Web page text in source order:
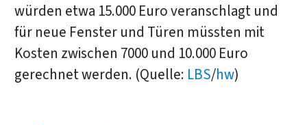
würden etwa 15.000 Euro veranschlagt und
für neue Fenster und Türen müssten mit
Kosten zwischen 7000 und 10.000 Euro
gerechnet werden. (Quelle: LBS/hw)